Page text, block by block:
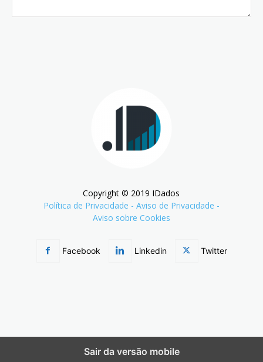
Copyright © 2019 IDados
Política de Privacidade - Aviso de Privacidade -
Aviso sobre Cookies
Facebook Linkedin Twitter
Sair da versão mobile